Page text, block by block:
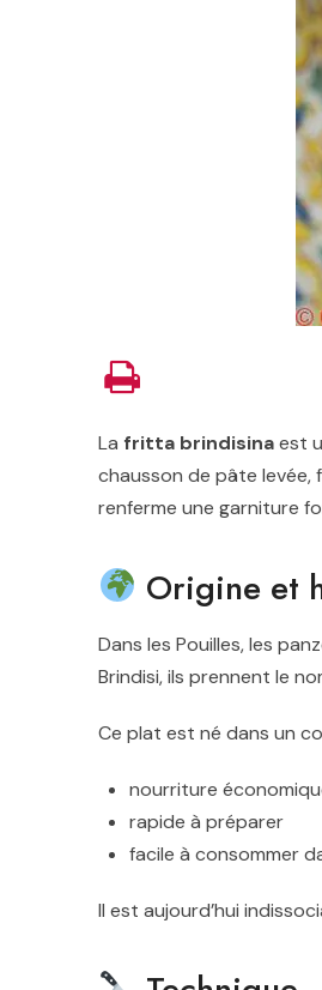
La fritta brindisinaest
chausson de pâte levée,
renferme une garniture
Origine et
Dans les Pouilles, les
Brindisi, ils prennent le
Ce plat est né dans un
nourriture
rapide à préparer
facile à consommer
Il est aujourd’hui